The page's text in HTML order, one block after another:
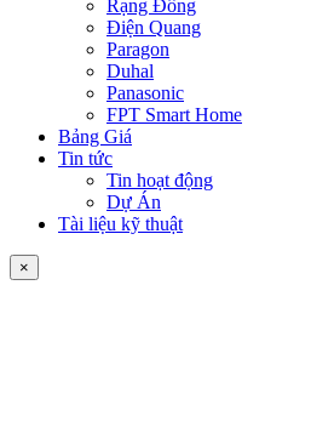
Rạng Đông
Điện Quang
Paragon
Duhal
Panasonic
FPT Smart Home
Bảng Giá
Tin tức
Tin hoạt động
Dự Án
Tài liệu kỹ thuật
×